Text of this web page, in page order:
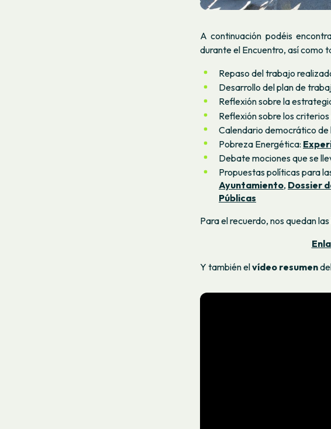
A continuación podéis
durante el Encuentro, así como
Repaso del trabajo
Desarrollo del plan de
Reflexión sobre la
Reflexión sobre los
Calendario democrático de
Pobreza Energética:
Debate mociones que se
Propuestas políticas para
Ayuntamiento, Dossier
Públicas
Para el recuerdo, nos quedan las
Y también elvídeo resumen